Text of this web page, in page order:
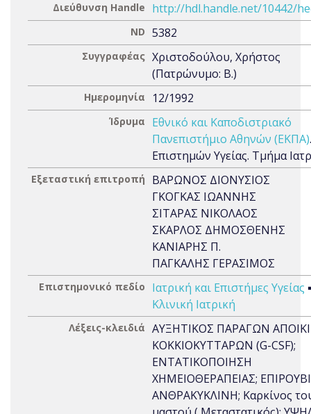
Διεύθυνση Handle http://hdl.handle.net/10442/
ND 5382
Συγγραφέας Χριστοδούλου, Χρήστος
(Πατρώνυμο: Β.)
Ημερομηνία 12/1992
Ίδρυμα
Εθνικό και Καποδιστριακό
Πανεπιστήμιο Αθηνών (ΕΚΠΑ)
Επιστημών Υγείας. Τμήμα
Εξεταστική επιτροπή
ΒΑΡΩΝΟΣ ΔΙΟΝΥΣΙΟΣ
ΓΚΟΓΚΑΣ ΙΩΑΝΝΗΣ
ΣΙΤΑΡΑΣ ΝΙΚΟΛΑΟΣ
ΣΚΑΡΛΟΣ ΔΗΜΟΣΘΕΝΗΣ
ΚΑΝΙΑΡΗΣ Π.
ΠΑΓΚΑΛΗΣ ΓΕΡΑΣΙΜΟΣ
Επιστημονικό πεδίο Ιατρική και Επιστήμες Υγείας
Κλινική Ιατρική
Λέξεις-κλειδιά ΑΥΞΗΤΙΚΟΣ ΠΑΡΑΓΩΝ
ΚΟΚΚΙΟΚΥΤΤΑΡΩΝ (G-CSF);
ΕΝΤΑΤΙΚΟΠΟΙΗΣΗ
ΧΗΜΕΙΟΘΕΡΑΠΕΙΑΣ;
ΑΝΘΡΑΚΥΚΛΙΝΗ; Καρκίνος